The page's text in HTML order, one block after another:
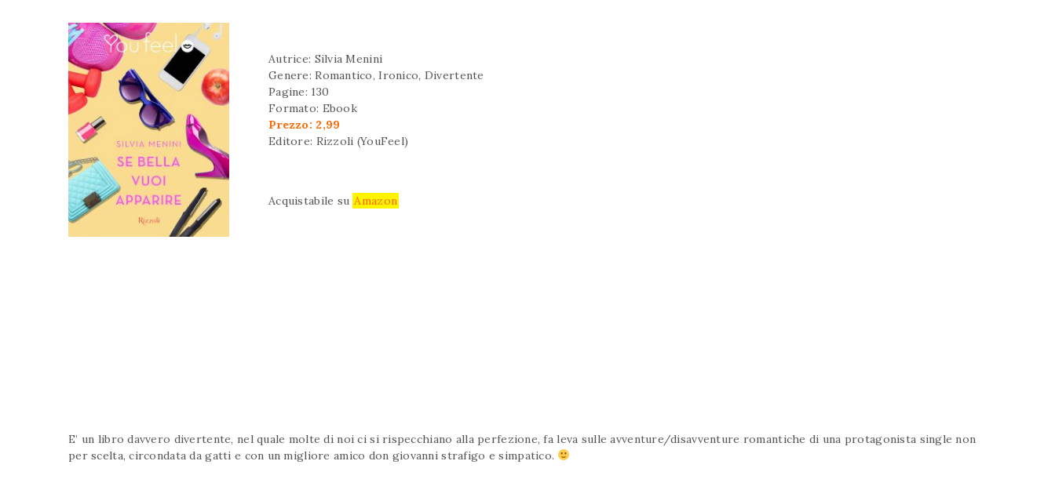
Autrice: Silvia Menini
Genere: Romantico, Ironico, Divertente
Pagine: 130
Formato: Ebook
Prezzo: 2,99
Editore: Rizzoli (YouFeel)
Acquistabile su Amazon
E’ un libro davvero divertente, nel quale molte di noi ci si rispecchiano alla perfezione, fa leva sulle avventure/disavventure romantiche di una protagonista single non
per scelta, circondata da gatti e con un migliore amico don giovanni strafigo e simpatico.